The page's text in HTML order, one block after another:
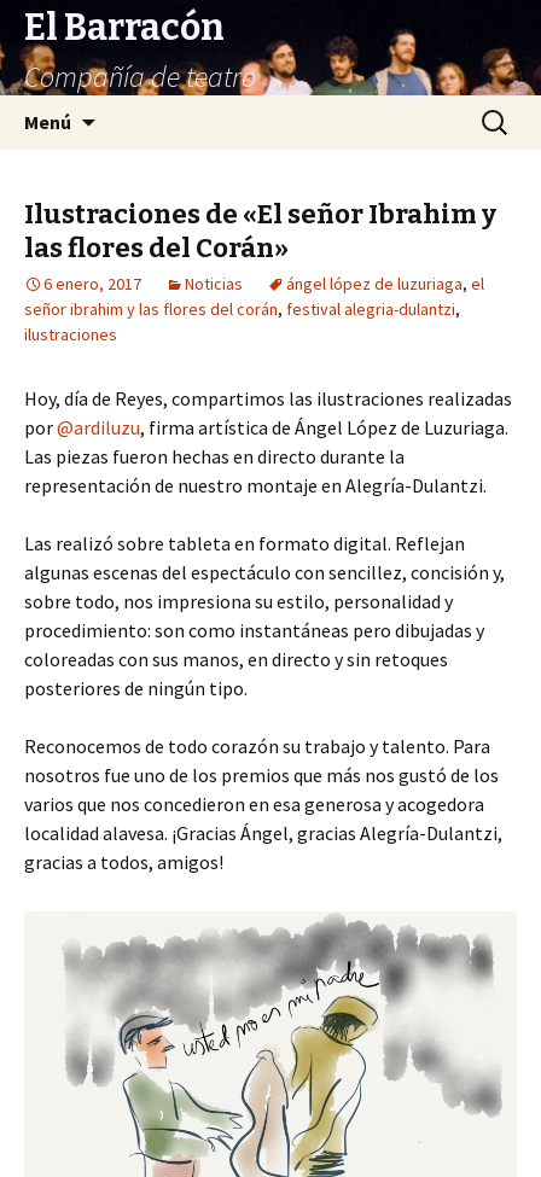
El Barracón
Compañía de teatro
Menú Buscar:
Ilustraciones de «El señor Ibrahim y
las flores del Corán»
6 enero, 2017 Noticias ángel lópez de luzuriaga, el
señor ibrahim y las flores del corán, festival alegria-dulantzi,
ilustraciones
Hoy, día de Reyes, compartimos las ilustraciones realizadas
por@ardiluzu, firma artística de Ángel López de Luzuriaga.
Las piezas fueron hechas en directo durante la
representación de nuestro montaje en Alegría-Dulantzi.
Las realizó sobre tableta en formato digital. Reflejan
algunas escenas del espectáculo con sencillez, concisión y,
sobre todo, nos impresiona su estilo, personalidad y
procedimiento: son como instantáneas pero dibujadas y
coloreadas con sus manos, en directo y sin retoques
posteriores de ningún tipo.
Reconocemos de todo corazón su trabajo y talento. Para
nosotros fue uno de los premios que más nos gustó de los
varios que nos concedieron en esa generosa y acogedora
localidad alavesa. ¡Gracias Ángel, gracias Alegría-Dulantzi,
gracias a todos, amigos!